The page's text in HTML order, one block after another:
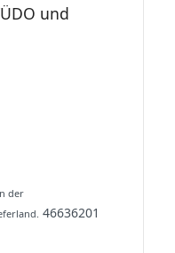
und
der
46636201